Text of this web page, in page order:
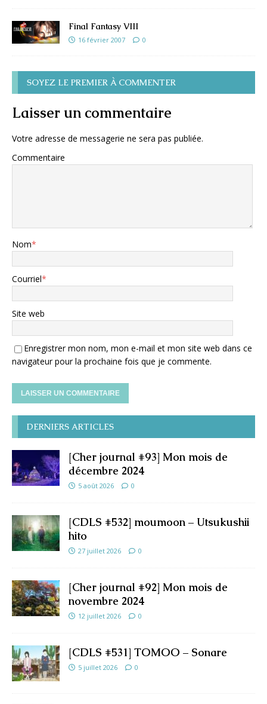
Final Fantasy VIII
16 février 2007 0
SOYEZ LE PREMIER À COMMENTER
Laisser un commentaire
Votre adresse de messagerie ne sera pas publiée.
Commentaire
Nom*
Courriel*
Site web
Enregistrer mon nom, mon e-mail et mon site web dans ce
navigateur pour la prochaine fois que je commente.
DERNIERS ARTICLES
[Cher journal #93] Mon mois de
décembre 2024
5 août 2026 0
[CDLS #532] moumoon – Utsukushii
hito
27 juillet 2026 0
[Cher journal #92] Mon mois de
novembre 2024
12 juillet 2026 0
[CDLS #531] TOMOO – Sonare
5 juillet 2026 0